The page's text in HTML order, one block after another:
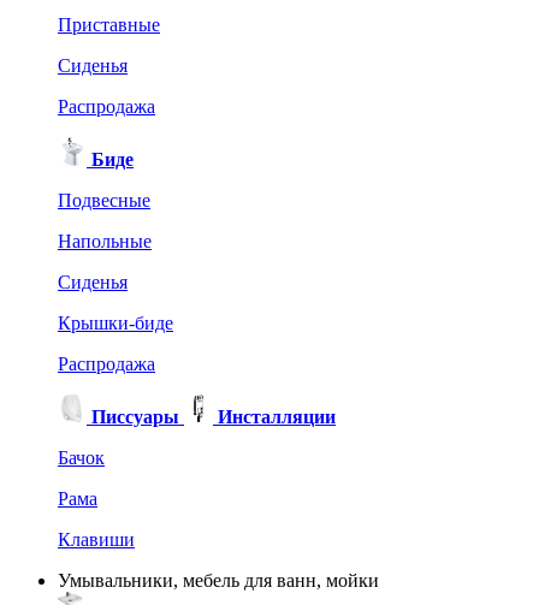
Приставные
Сиденья
Распродажа
Биде
Подвесные
Напольные
Сиденья
Крышки-биде
Распродажа
Писсуары
Инсталляции
Бачок
Рама
Клавиши
Умывальники, мебель для ванн, мойки